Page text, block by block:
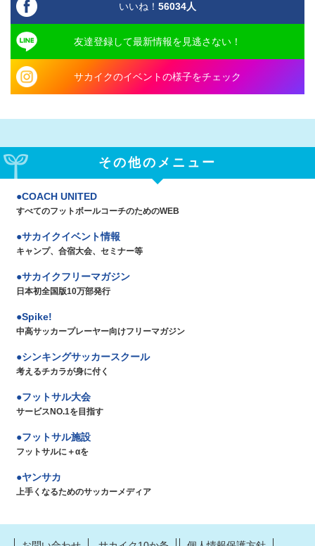
いいね！ 56034人
友達登録して最新情報を見逃さない！
サカイクのイベントの様子をチェック
その他のメニュー
COACH UNITED
すべてのフットボールコーチのためのWEB
サカイクイベント情報
キャンプ、合宿大会、セミナー等
サカイクフリーマガジン
日本初全国版10万部発行
Spike!
中高サッカープレーヤー向けフリーマガジン
シンキングサッカースクール
考えるチカラが身に付く
フットサル大会
サービスNO.1を目指す
フットサル施設
フットサルに＋αを
ヤンサカ
上手くなるためのサッカーメディア